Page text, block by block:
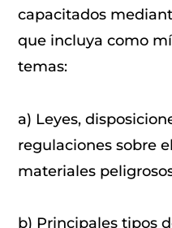
capacitados
que incluya como
temas:
a) Leyes,
regulaciones sobre
materiales
b) Principales tipos